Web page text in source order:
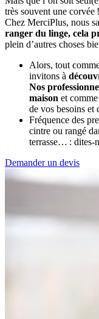
très souvent une corvée !
Chez MerciPlus, nous
ranger du linge, cela
plein d’autres choses
Alors, tout
invitons à
Nos
maison et
de vos besoins et
Fréquence des
cintre ou rangé
terrasse… : dites-
Demander un devis